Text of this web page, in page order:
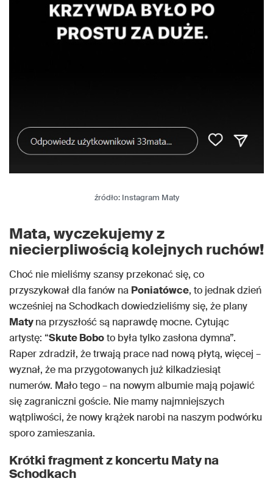
źródło: Instagram Maty
Mata, wyczekujemy z
niecierpliwością kolejnych ruchów!
Choć nie mieliśmy szansy przekonać się, co
przyszykował dla fanów na Poniatówce, to jednak dzień
wcześniej na Schodkach dowiedzieliśmy się, że plany
Matyna przyszłość są naprawdę mocne. Cytując
artystę: “Skute Boboto była tylko zasłona dymna”.
Raper zdradził, że trwają prace nad nową płytą, więcej –
wyznał, że ma przygotowanych już kilkadziesiąt
numerów. Mało tego – na nowym albumie mają pojawić
się zagraniczni goście. Nie mamy najmniejszych
wątpliwości, że nowy krążek narobi na naszym podwórku
sporo zamieszania.
Krótki fragment z koncertu Maty na
Schodkach